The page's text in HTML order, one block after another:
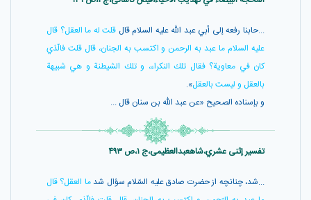
...حابنا رفعه إلى أبي عبد اللّه عليه السلام قال قلت له ما العقل؟ قال
عليه السلام ما عبد به الرحمن و اكتسب به الجنان، قال قلت فالّذي
كان في معاوية؟ فقال تلك النكراء، و تلك الشيطنة و هي شبيهة
بالعقل و ليست بالعقل».
و بإسناده الصحيح «عن عبد اللّه بن سنان قال ...
تفسير إثنى عشري،شاهعبدالعظیمی،ج ۱،ص ۴۹۳
...شد، چنانچه از حضرت صادق عليه السّلام سؤال شدما العقل؟ قال